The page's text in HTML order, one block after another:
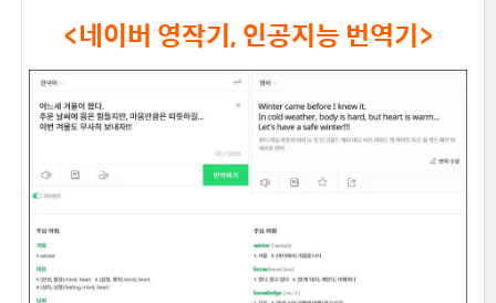
<네이버 영작기, 인공지능 번역기>